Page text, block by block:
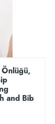
and Bib